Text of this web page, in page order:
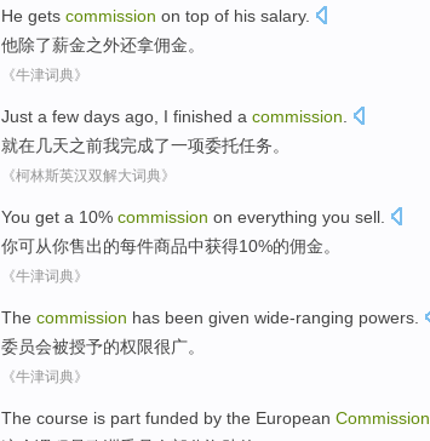
He gets commission on top of his salary.
他除了薪金之外还拿佣金。
《牛津词典》
Just a few days ago I finished a commission
就在几天之前我完成了一项委托任务。
《柯林斯英汉双解大词典》
You get a 10% commission on everything you sell
你可从你售出的每件商品中获得10%的佣金。
《牛津词典》
The commission has been given wide-ranging powers.
委员会被授予的权限很广。
《牛津词典》
The course is part funded by the European Commission